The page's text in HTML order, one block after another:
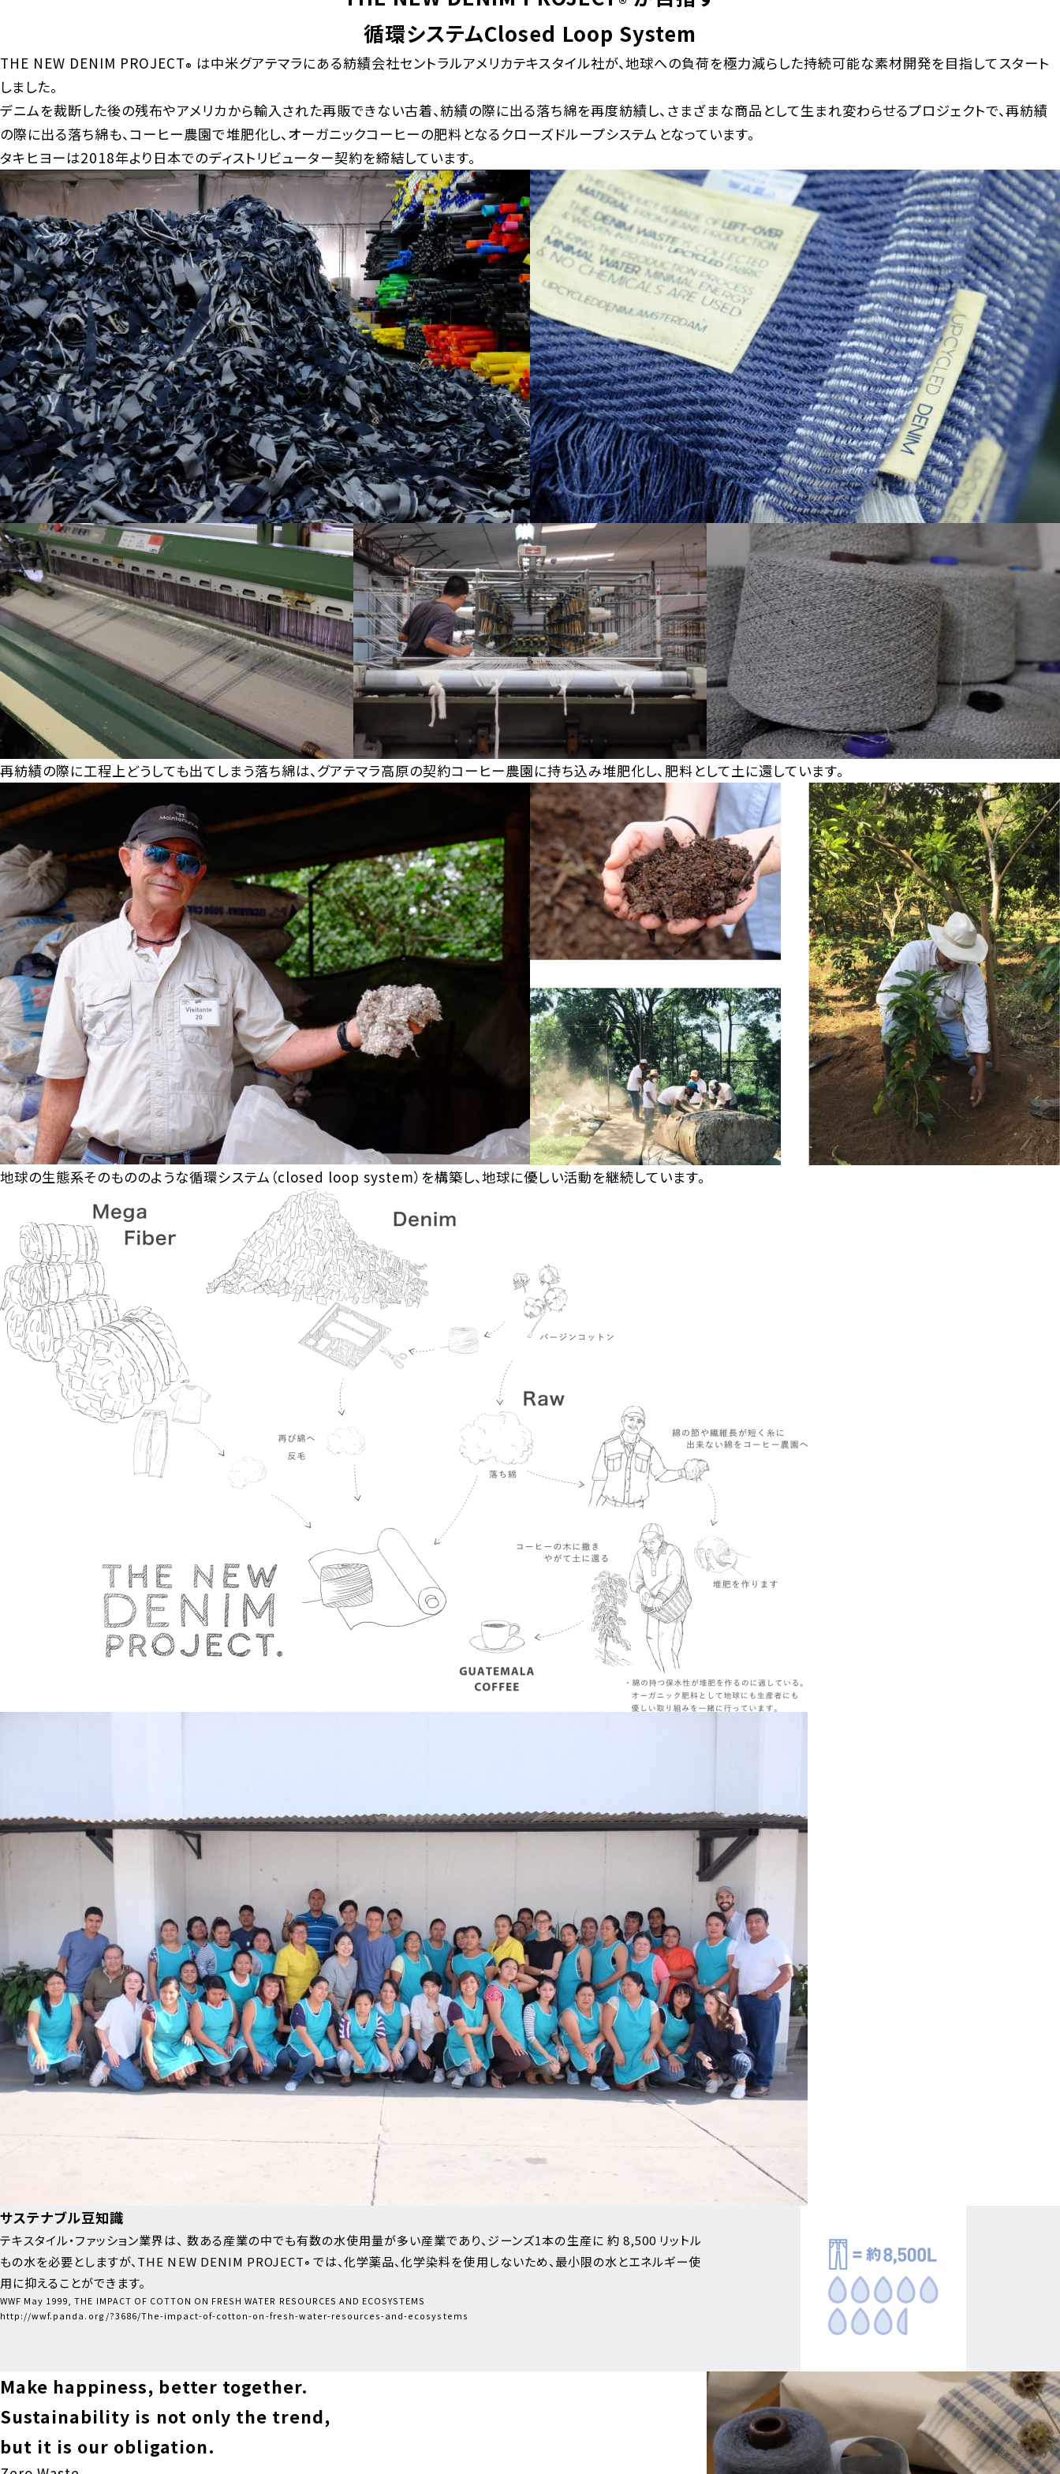
循環システムClosed Loop System
THE NEW DENIM PROJECT® は中米グアテマラにある紡績会社セントラルアメリカテキスタイル社が、地球への負荷を極力減らした持続可能な素材開発を目指してスタート
しました。
デニムを裁断した後の残布やアメリカから輸入された再販できない古着、紡績の際に出る落ち綿を再度紡績し、さまざまな商品として生まれ変わらせるプロジェクトで、再紡績
の際に出る落ち綿も、コーヒー農園で堆肥化し、オーガニックコーヒーの肥料となるクローズドループシステムとなっています。
タキヒヨーは2018年より日本でのディストリビューター契約を締結しています。
再紡績の際に工程上どうしても出てしまう落ち綿は、グアテマラ高原の契約コーヒー農園に持ち込み堆肥化し、肥料として土に還しています。
地球の生態系そのもののような循環システム（closed loop system）を構築し、地球に優しい活動を継続しています。
サステナブル豆知識
テキスタイル・ファッション業界は、 数ある産業の中でも有数の水使用量が多い産業であり、ジーンズ1本の生産に 約 8,500 リットル
もの水を必要としますが、THE NEW DENIM PROJECT® では、化学薬品、化学染料を使用しないため、最小限の水とエネルギー使
用に抑えることができます。
WWF May 1999, THE IMPACT OF COTTON ON FRESH WATER RESOURCES AND ECOSYSTEMS
http://wwf.panda.org/?3686/The-impact-of-cotton-on-fresh-water-resources-and-ecosystems
Make happiness, better together.
Sustainability is not only the trend,
but it is our obligation.